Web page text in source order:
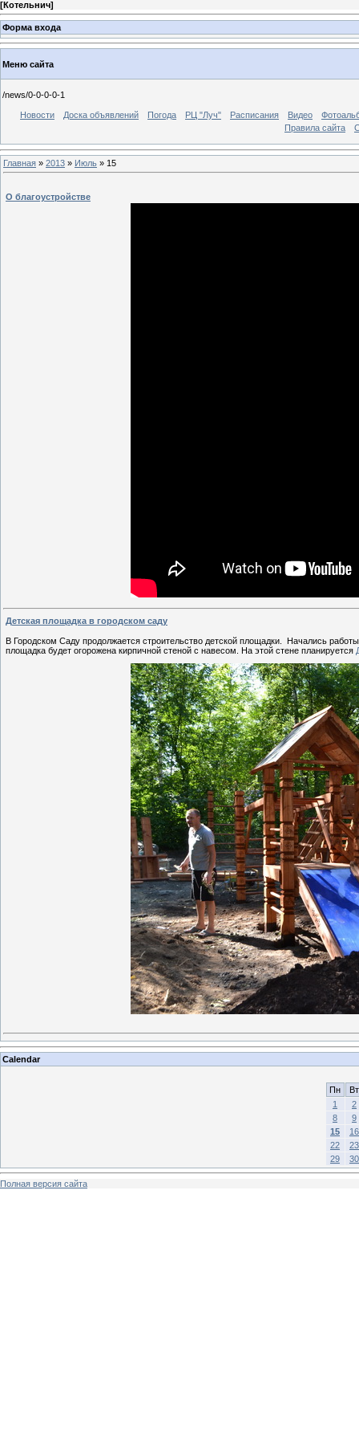
[Котельнич]
Форма входа
Меню сайта
/news/0-0-0-0-1
Новости Доска объявлений Погода РЦ "Луч" Расписания Видео
Правила сайта
Главная » 2013 » Июль » 15
О благоустройстве
Детская площадка в городском саду
В Городском Саду продолжается строительство детской площадки. Начались
площадка будет огорожена кирпичной стеной с навесом. На этой стене планируется
Calendar
Пн
Вт
1
2
8
9
15
16
22
23
29
30
Полная версия сайта